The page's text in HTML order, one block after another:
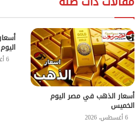
أسعار الذهب في مصر اليوم
الخميس
6 أغسطس، 2026
6 أغسطس، 2026